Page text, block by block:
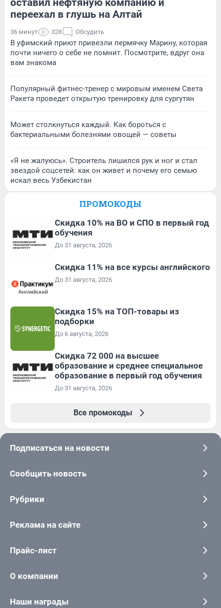
переехал в глушь на Алтай
36 минут 328 Обсудить
В уфимский приют привезли пермячку Марину, которая
почти ничего о себе не помнит. Посмотрите, вдруг она
вам знакома
Популярный фитнес-тренер с мировым именем Света
Ракета проведет открытую тренировку для сургутян
Может столкнуться каждый. Как бороться с
бактериальными болезнями овощей — советы
«Я не жалуюсь». Строитель лишился рук и ног и стал
звездой соцсетей: как он живет и почему его семью
искал весь Узбекистан
ПРОМОКОДЫ
Скидка 10% на ВО и СПО в первый год
обучения
До 31 августа, 2026
Скидка 11% на все курсы английского
До 31 августа, 2026
Скидка 15% на ТОП-товары из
подборки
До 6 августа, 2026
Скидка 72 000 на высшее
образование и среднее специальное
образование в первый год обучения
До 31 августа, 2026
Все промокоды
Подписаться на новости
Сообщить новость
Рубрики
Реклама на сайте
Прайс-лист
О компании
Наши награды